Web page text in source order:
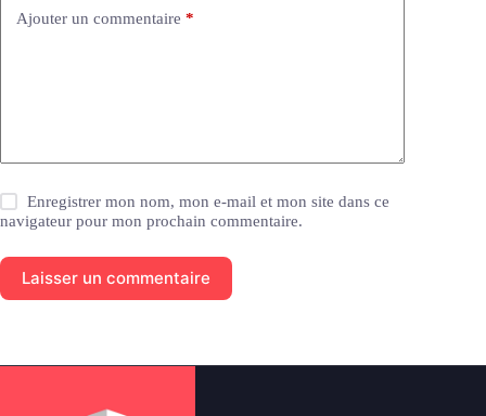
Ajouter un commentaire *
Enregistrer mon nom, mon e-mail et mon site dans ce
navigateur pour mon prochain commentaire.
Laisser un commentaire